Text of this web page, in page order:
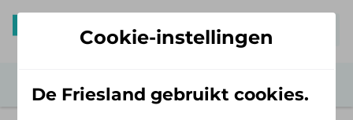
Cookie-instellingen
De Friesland gebruikt cookies.